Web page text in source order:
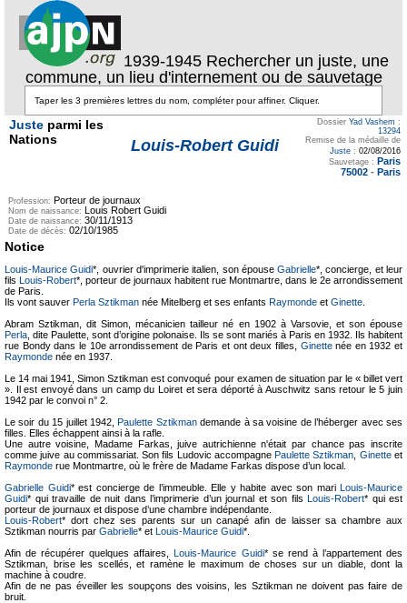
1939-1945 Rechercher un juste, une
commune, un lieu d'internement ou de sauvetage
Juste parmi les
Nations
Louis-Robert Guidi
Dossier Yad Vashem :
13294
Remise de la médaille de
Juste : 02/08/2016
Sauvetage : Paris
75002 - Paris
Profession: Porteur de journaux
Nom de naissance: Louis Robert Guidi
Date de naissance: 30/11/1913
Date de décès: 02/10/1985
Notice
Louis-Maurice Guidi*, ouvrier d'imprimerie italien, son épouseGabrielle*, concierge, et leur
fils Louis-Robert*, porteur de journaux habitent rue Montmartre, dans le 2e arrondissement
de Paris.
Ils vont sauver Perla Sztikman née Mitelberg et ses enfants Raymonde et Ginette
Abram Sztikman, dit Simon, mécanicien tailleur né en 1902 à Varsovie, et son épouse
Perla , dite Paulette, sont d’origine polonaise. Ils se sont mariés à Paris en 1932. Ils habitent
rue Bondy dans le 10e arrondissement de Paris et ont deux filles, Ginettenée en 1932 et
Raymonde née en 1937.
Le 14 mai 1941, Simon Sztikman est convoqué pour examen de situation par le « billet vert
». Il est envoyé dans un camp du Loiret et sera déporté à Auschwitz sans retour le 5 juin
1942 par le convoi n° 2.
Le soir du 15 juillet 1942,Paulette Sztikmandemande à sa voisine de l’héberger avec ses
filles. Elles échappent ainsi à la rafle.
Une autre voisine, Madame Farkas, juive autrichienne n'était par chance pas inscrite
comme juive au commissariat. Son fils Ludovic accompagnePaulette Sztikman Ginetteet
Raymonde rue Montmartre, où le frère de Madame Farkas dispose d’un local.
Gabrielle Guidi* est concierge de l’immeuble. Elle y habite avec son mari Louis-Maurice
Guidi* qui travaille de nuit dans l’imprimerie d’un journal et son fils Louis-Robert* qui est
porteur de journaux et dispose d’une chambre indépendante.
Louis-Robert* dort chez ses parents sur un canapé afin de laisser sa chambre aux
Sztikman nourris par Gabrielle* et Louis-Maurice Guidi*.
Afin de récupérer quelques affaires,Louis-Maurice Guidi* se rend à l’appartement des
Sztikman, brise les scellés, et ramène le maximum de choses sur un diable, dont la
machine à coudre.
Afin de ne pas éveiller les soupçons des voisins, les Sztikman ne doivent pas faire de
bruit.